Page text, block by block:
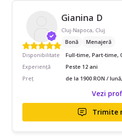
Gianina D
Cluj-Napoca, Cluj
Bonă
Menajeră
Disponibilitate
Full-time, Part-time,
Experiență
Peste 12 ani
Preț
de la 1900 RON /
Vezi
Trimite